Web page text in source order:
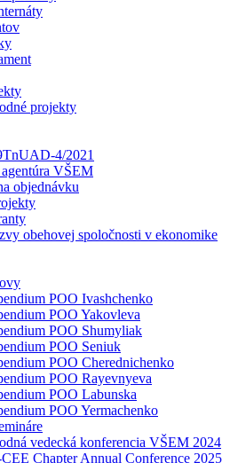
projekty
4/2021
VŠEM
objednávku
obehovej spoločnosti v ekonomike
POO Ivashchenko
POO Yakovleva
POO Shumyliak
POO Seniuk
POO Cherednichenko
POO Rayevnyeva
POO Labunska
POO Yermachenko
vedecká konferencia VŠEM 2024
Chapter Annual Conference 2025